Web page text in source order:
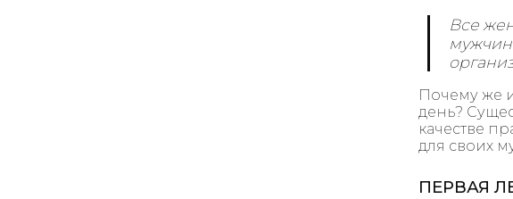
Все
Почему же
день?
качестве
для своих
ПЕРВАЯ